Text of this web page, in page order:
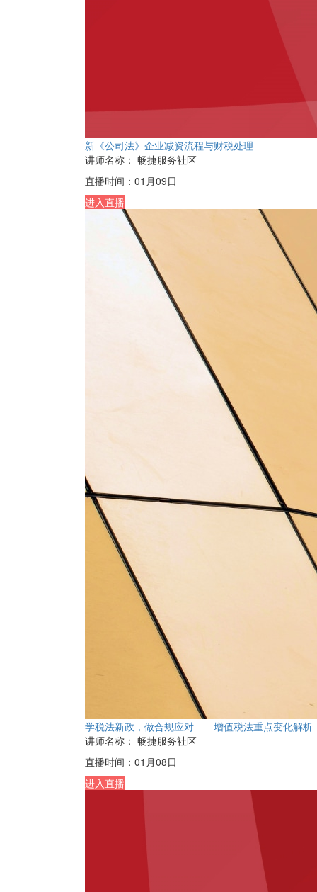
新《公司法》企业减资流程与财税处理
讲师名称： 畅捷服务社区
直播时间： 01月09日
进入直播
学税法新政，做合规应对——增值税法重点变化解析
讲师名称： 畅捷服务社区
直播时间： 01月08日
进入直播